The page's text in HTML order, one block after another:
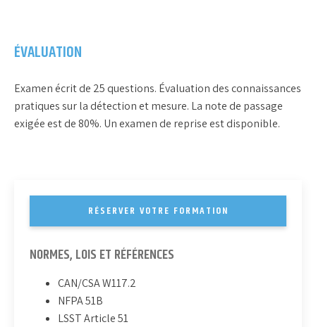
ÉVALUATION
Examen écrit de 25 questions. Évaluation des connaissances
pratiques sur la détection et mesure. La note de passage
exigée est de 80%. Un examen de reprise est disponible.
RÉSERVER VOTRE FORMATION
NORMES, LOIS ET RÉFÉRENCES
CAN/CSA W117.2
NFPA 51B
LSST Article 51